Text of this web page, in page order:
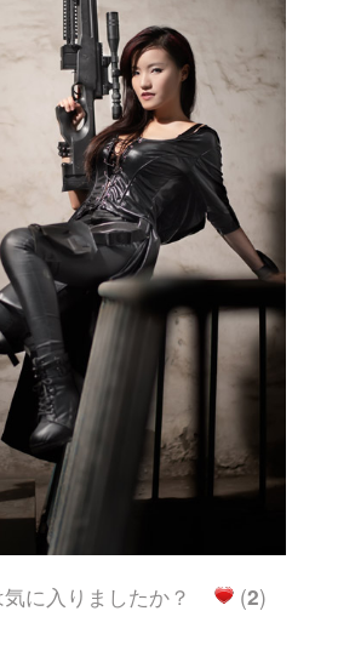
気に入りましたか？ (2)